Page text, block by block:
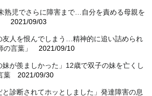
熟児でさらに障害まで…自分を責める母親を
2021/09/03
友人を恨んでしまう…精神的に追い詰められ
言葉」
2021/09/10
妹が羨ましかった」12歳で双子の妹を亡くし
葉 2021/09/30
と診断されてホッとしました」発達障害の息